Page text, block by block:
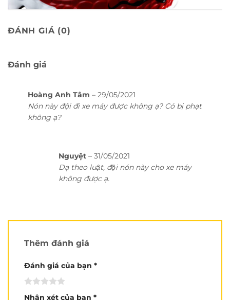
ĐÁNH GIÁ (0)
Đánh giá
Hoàng Anh Tâm– 29/05/2021
Nón này đội đi xe máy được không ạ? Có bị phạt
không ạ?
Nguyệt– 31/05/2021
Dạ theo luật, đội nón này cho xe máy
không được ạ.
Thêm đánh giá
Đánh giá của bạn *
Nhận xét của bạn *